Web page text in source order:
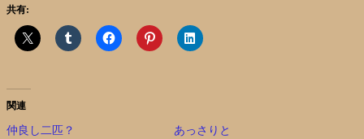
共有:
関連
仲良し二匹？
あっさりと